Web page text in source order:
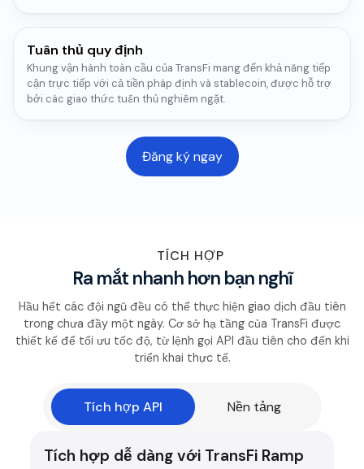
Tuân thủ quy định
Khung vận hành toàn cầu của TransFi mang đến khả năng tiếp
cận trực tiếp với cả tiền pháp định và stablecoin, được hỗ trợ
bởi các giao thức tuân thủ nghiêm ngặt.
Đăng ký ngay
TÍCH HỢP
Ra mắt nhanh hơn bạn nghĩ
Hầu hết các đội ngũ đều có thể thực hiện giao dịch đầu tiên
trong chưa đầy một ngày. Cơ sở hạ tầng của TransFi được
thiết kế để tối ưu tốc độ, từ lệnh gọi API đầu tiên cho đến khi
triển khai thực tế.
Tích hợp API Nền tảng
Tích hợp dễ dàng với TransFi Ramp